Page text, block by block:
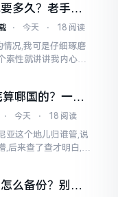
,每晚能安稳入睡
多久？老手说
⋅ 今天 ⋅ 18 阅读
况,我可是仔细琢磨
索性就讲讲我内心的
哪国的？一文
的海小国
⋅ 今天 ⋅ 18 阅读
亚这个地儿归谁管,说
,后来查了查才明白,爱
么备份？别等